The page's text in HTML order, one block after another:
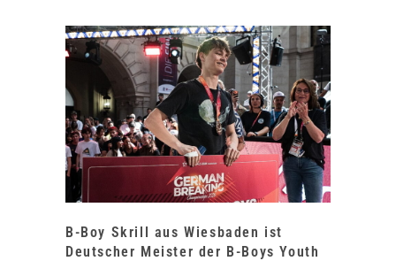
B-Boy Skrill aus Wiesbaden ist
Deutscher Meister der B-Boys Youth